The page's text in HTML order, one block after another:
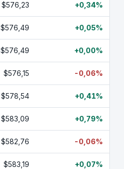
$576,23 +0,34%
$576,49 +0,05%
$576,49 +0,00%
$576,15 -0,06%
$578,54 +0,41%
$583,09 +0,79%
$582,76 -0,06%
$583,19 +0,07%